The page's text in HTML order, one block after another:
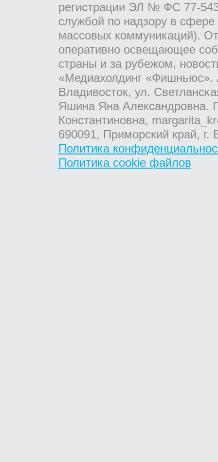
регистрации ЭЛ № ФС 77-
службой по надзору в
массовых коммуникаций).
оперативно освещающее
страны и за рубежом,
«Медиахолдинг «Фишньюс».
Владивосток, ул.
Яшина Яна Александровна.
Константиновна,
690091, Приморский край,
Политика
Политика cookie файлов